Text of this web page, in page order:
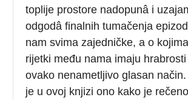
toplije prostore nadopunâ i
odgodâ finalnih tumačenja
nam svima zajedničke, a o
rijetki među nama imaju
ovako nenametljivo glasan
je u ovoj knjizi ono kako je